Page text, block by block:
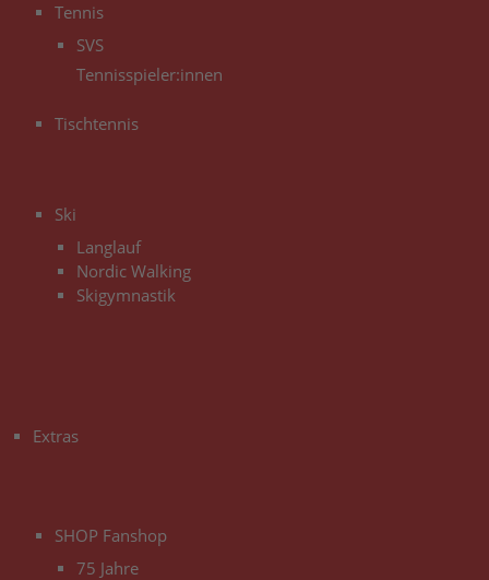
Tennis
SVS
Tennisspieler:innen
Tischtennis
Ski
Langlauf
Nordic Walking
Skigymnastik
Extras
SHOP Fanshop
75 Jahre